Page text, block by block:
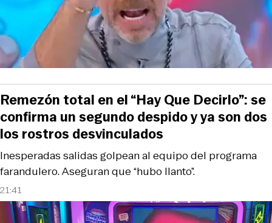
21:41
Inesperadas salidas golpean al equipo del programa
farandulero. Aseguran que “hubo llanto”.
Remezón total en el “Hay Que Decirlo”: se
confirma un segundo despido y ya son dos
los rostros desvinculados